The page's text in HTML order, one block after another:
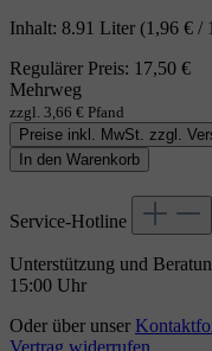
Inhalt: 8.91 Liter (1,96 € /
Regulärer Preis: 17,50 €
Mehrweg
zzgl. 3,66 € Pfand
Preise inkl. MwSt. zzgl.
In den Warenkorb
Service-Hotline
Unterstützung und
15:00 Uhr
Oder über unser
Vertrag widerrufen